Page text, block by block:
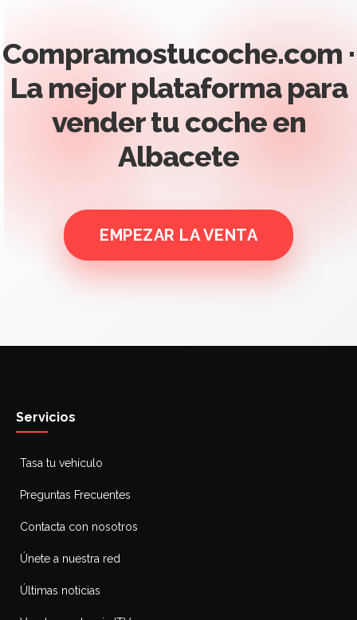
Compramostucoche.com ·
La mejor plataforma para
vender tu coche en
Albacete
EMPEZAR LA VENTA
Servicios
Tasa tu vehículo
Preguntas Frecuentes
Contacta con nosotros
Únete a nuestra red
Últimas noticias